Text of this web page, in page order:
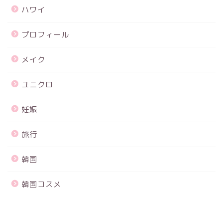
ハワイ
プロフィール
メイク
ユニクロ
妊娠
旅行
韓国
韓国コスメ